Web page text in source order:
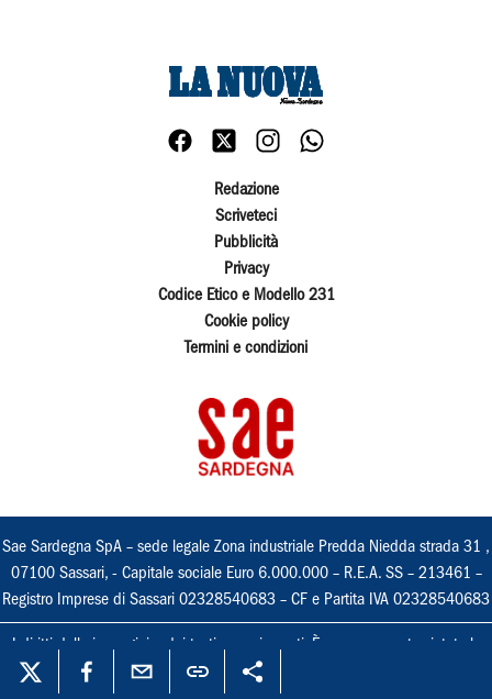
Redazione
Scriveteci
Pubblicità
Privacy
Codice Etico e Modello 231
Cookie policy
Termini e condizioni
Sae Sardegna SpA – sede legale Zona industriale Predda Niedda strada 31 ,
07100 Sassari, - Capitale sociale Euro 6.000.000 – R.E.A. SS – 213461 –
Registro Imprese di Sassari 02328540683 – CF e Partita IVA 02328540683
I diritti delle immagini e dei testi sono riservati. È espressamente vietata la
loro riproduzione con qualsiasi mezzo e l'adattamento totale o parziale.